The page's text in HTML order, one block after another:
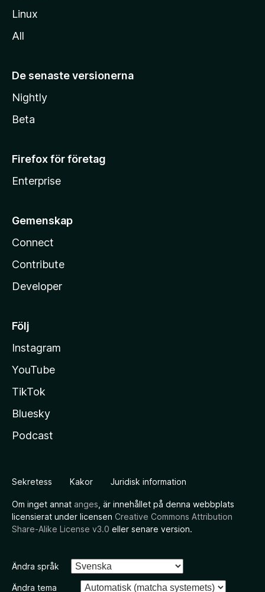
Linux
All
De senaste versionerna
Nightly
Beta
Firefox för företag
Enterprise
Gemenskap
Connect
Contribute
Developer
Följ
Instagram
YouTube
TikTok
Bluesky
Podcast
Sekretess Kakor Juridisk information
Om inget annat anges , är innehållet på denna webbplats
licensierat under licensen Creative Commons Attribution
Share-Alike License v3.0 eller senare version.
Ändra språk
Ändra tema